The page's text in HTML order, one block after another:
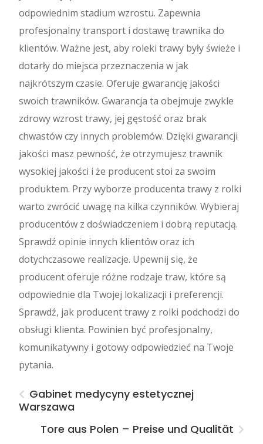
odpowiednim stadium wzrostu. Zapewnia
profesjonalny transport i dostawę trawnika do
klientów. Ważne jest, aby roleki trawy były świeże i
dotarły do miejsca przeznaczenia w jak
najkrótszym czasie. Oferuje gwarancję jakości
swoich trawników. Gwarancja ta obejmuje zwykle
zdrowy wzrost trawy, jej gęstość oraz brak
chwastów czy innych problemów. Dzięki gwarancji
jakości masz pewność, że otrzymujesz trawnik
wysokiej jakości i że producent stoi za swoim
produktem. Przy wyborze producenta trawy z rolki
warto zwrócić uwagę na kilka czynników. Wybieraj
producentów z doświadczeniem i dobrą reputacją.
Sprawdź opinie innych klientów oraz ich
dotychczasowe realizacje. Upewnij się, że
producent oferuje różne rodzaje traw, które są
odpowiednie dla Twojej lokalizacji i preferencji.
Sprawdź, jak producent trawy z rolki podchodzi do
obsługi klienta. Powinien być profesjonalny,
komunikatywny i gotowy odpowiedzieć na Twoje
pytania.
Gabinet medycyny estetycznej
Warszawa
Tore aus Polen – Preise und Qualität